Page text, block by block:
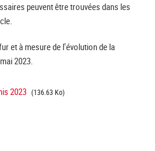
peuvent être trouvées dans les
et à mesure de l'évolution de la
2023.
2023 (136.63 Ko)